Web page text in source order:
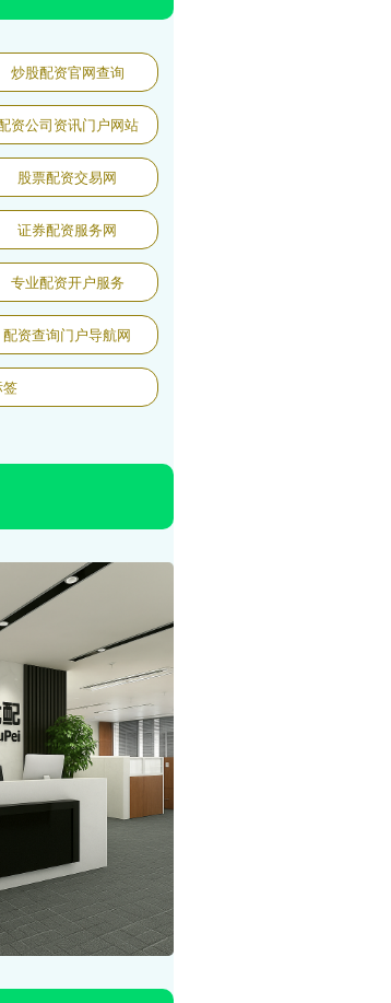
炒股配资官网查询
资公司资讯门户网站
股票配资交易网
证券配资服务网
专业配资开户服务
配资查询门户导航网